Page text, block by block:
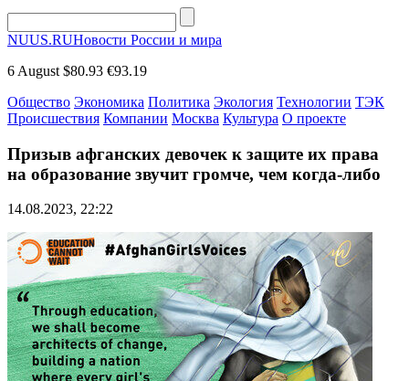
NUUS.RUНовости России и мира
6 August $80.93 €93.19
Общество Экономика Политика Экология Технологии ТЭК
Происшествия Компании Москва Культура О проекте
Призыв афганских девочек к защите их права
на образование звучит громче, чем когда-либо
14.08.2023, 22:22